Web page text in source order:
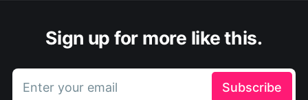
Sign up for more like this.
Enter your email Subscribe